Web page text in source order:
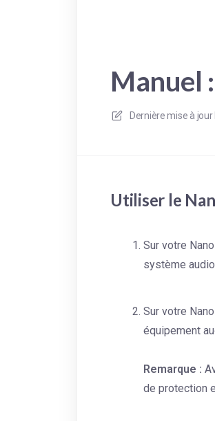
Manuel
Dernière mise à jour
Utiliser le
Sur votre
système
Sur votre
équipement
Remarque :
de protection